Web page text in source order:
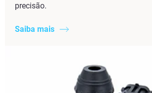
precisão.
Saiba mais